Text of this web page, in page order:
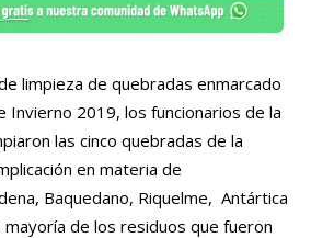
limpieza de quebradas enmarcado
Invierno 2019, los funcionarios de la
las cinco quebradas de la
en materia de
Baquedano, Riquelme, Antártica
mayoría de los residuos que fueron